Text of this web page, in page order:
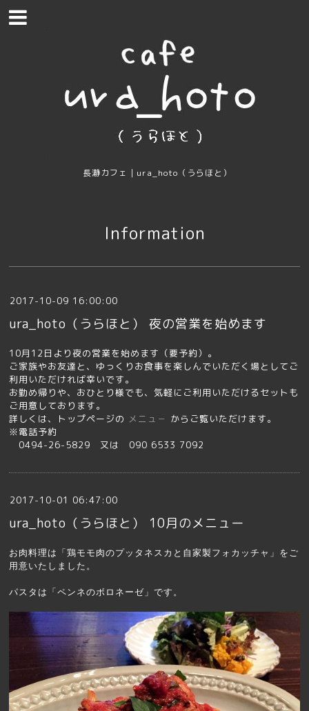
長瀞カフェ｜ura_hoto（うらほと）
Information
2017-10-09 16:00:00
ura_hoto（うらほと） 夜の営業を始めます
10月12日より夜の営業を始めます（要予約）。
ご家族やお友達と、ゆっくりお食事を楽しんでいただく場としてご
利用いただければ幸いです。
お勤め帰りや、おひとり様でも、気軽にご利用いただけるセットも
ご用意しております。
詳しくは、トップページの メニュ－ からご覧いただけます。
※電話予約
0494-26-5829 又は 090 6533 7092
2017-10-01 06:47:00
ura_hoto（うらほと） 10月のメニュー
お肉料理は「鶏モモ肉のプッタネスカと自家製フォカッチャ」をご
用意いたしました。
パスタは「ペンネのボロネーゼ」です。